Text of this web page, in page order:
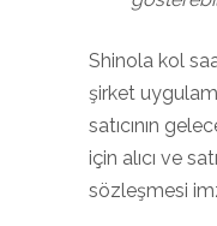
Shinola kol
şirket
satıcının
için alıcı ve
sözleşmesi